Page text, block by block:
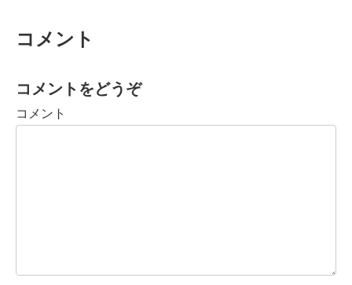
コメント
コメントをどうぞ
コメント